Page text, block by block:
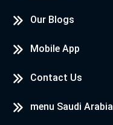
Our Blogs
Mobile App
Contact Us
menu Saudi Arabia